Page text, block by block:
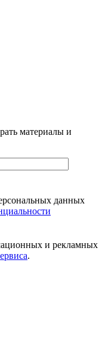
материалы и
данных
и рекламных
.